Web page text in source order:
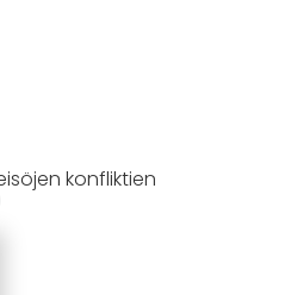
konfliktien